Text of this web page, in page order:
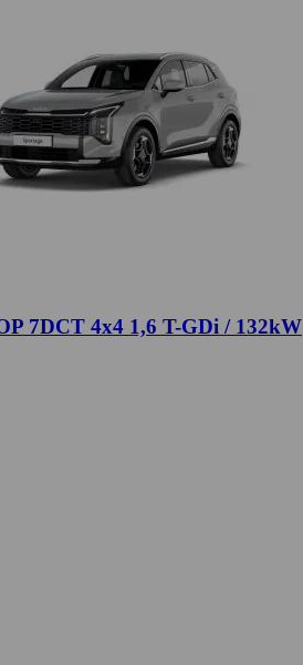
7DCT 4x4 1,6 T-GDi / 132kW